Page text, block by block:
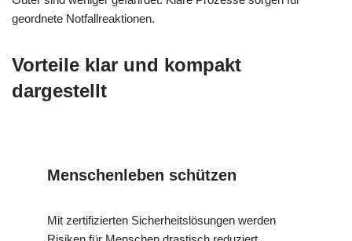
geordnete Notfallreaktionen.
Vorteile klar und kompakt
dargestellt
Menschenleben schützen
Mit zertifizierten Sicherheitslösungen werden